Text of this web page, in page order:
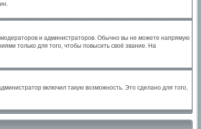
и администраторов. Обычно вы не можете напрямую
только для того, чтобы повысить своё звание. На
включил такую возможность. Это сделано для того,